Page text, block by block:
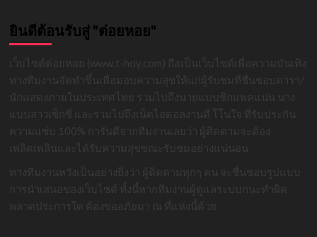
ยินดีต้อนรับสู่ "ต่อยหอย"
เว็บไซต์ต่อยหอย (www.t-hoy.com) ถือเป็นเว็บไซต์เพื่อความบันเทิง
ทางทีมงานจัดทำขึ้นเพื่อมอบความสุขให้แก่ผู้รับชมที่ชื่นชอบดารา/
นักแสดงภายในประเทศไทย รวมไปถึงนายแบบซิกแพคแน่น นาง
แบบสาวเซ็กซี่ และรวมไปถึงเน็ตไอดอลงานดี โโนใจ ที่รับประกัน
ความแซ่บ 100% การันตีจากทีมงานเลยว่า ผู้ติดตามจะต้อง
เพลิดเพลินและได้รับความสุขขณะรับชมอย่างแน่นอน
ทางทีมงานหวังเป็นอย่างยิ่งว่า ผู้ติดตามทุกๆ คน จะชื่นชอบรูปแบบ
การนำเสนอของเว็บไซต์ ทั้งนี้หากทีมงานผู้ดูแลระบบกนะทำผิด
พลาดประการใด ต้องขออภัยมา ณ ที่แห่งนี้ด้วย